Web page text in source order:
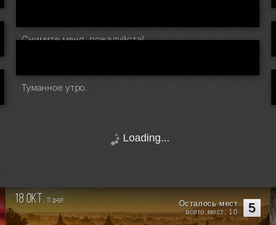
Снимите меня, пожалуйста!
Туманное утро.
Loading...
18 окт. 11дней 5
Осталось мест
всего мест: 10